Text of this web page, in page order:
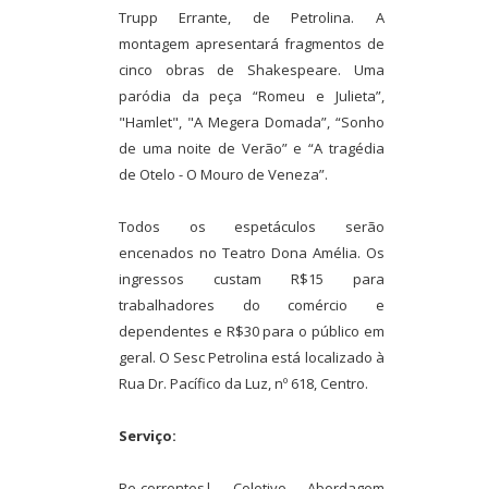
Trupp Errante, de Petrolina. A
montagem apresentará fragmentos de
cinco obras de Shakespeare. Uma
paródia da peça “Romeu e Julieta”,
"Hamlet", "A Megera Domada”, “Sonho
de uma noite de Verão” e “A tragédia
de Otelo - O Mouro de Veneza”.
Todos os espetáculos serão
encenados no Teatro Dona Amélia. Os
ingressos custam R$15 para
trabalhadores do comércio e
dependentes e R$30 para o público em
geral. O Sesc Petrolina está localizado à
Rua Dr. Pacífico da Luz, nº 618, Centro.
Serviço: